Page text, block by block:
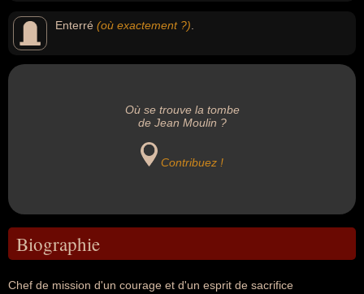
Enterré (où exactement ?)
Où se trouve la tombe
de Jean Moulin ?
Contribuez !
Biographie
Chef de mission d'un courage et d'un esprit de sacrifice